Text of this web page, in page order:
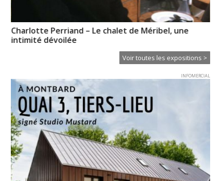
Charlotte Perriand – Le chalet de Méribel, une
intimité dévoilée
Voir toutes les expositions >
INFOMERCIAL